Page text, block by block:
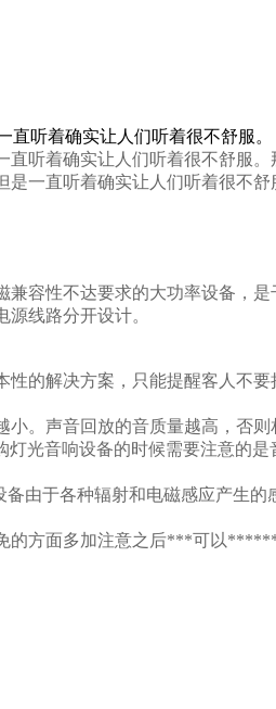
听着确实让人们听着很不舒服。
听着确实让人们听着很不舒服
一直听着确实让人们听着很不
容性不达要求的大功率设备，
线路分开设计。
的解决方案，只能提醒客人不要
。声音回放的音质量越高，否
光音响设备的时候需要注意的
由于各种辐射和电磁感应产生
方面多加注意之后***可以******